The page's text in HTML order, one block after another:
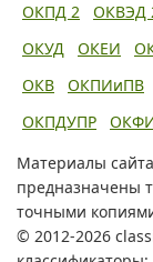
ОКПД 2 ОКВЭД
ОКУД
ОКЕИ
ОКВ
ОКПИиПВ
ОКПДУПР
Материалы
предназначены
точными
© 2012-2026